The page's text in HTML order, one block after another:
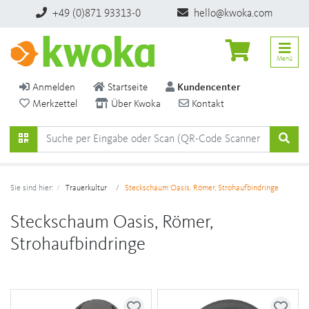
+49 (0)871 93313-0 hello@kwoka.com
Anmelden Startseite
Kundencenter
Merkzettel
Über Kwoka Kontakt
Menü
Sie sind hier: Trauerkultur Steckschaum Oasis, Römer, Strohaufbindringe
Steckschaum Oasis, Römer,
Strohaufbindringe